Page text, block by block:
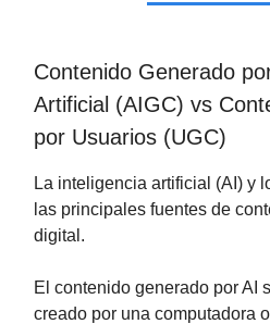
Contenido Generado
Artificial (AIGC) vs
por Usuarios (UGC)
La inteligencia artificial (AI) y
las principales fuentes de
digital.
El contenido generado por AI
creado por una computadora